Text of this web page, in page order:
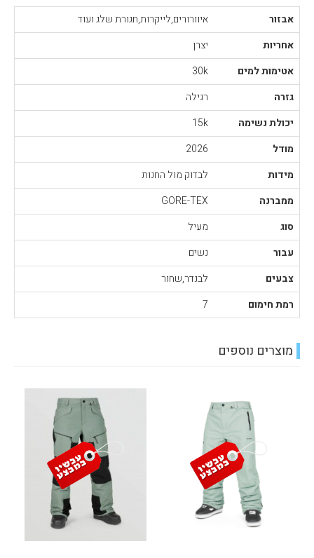
אבזור
איוורורים,לייקרות,חגורת שלג ועוד
אחריות
יצרן
אטימות למים
30k
גזרה
רגילה
יכולת נשימה
15k
מודל
2026
מידות
לבדוק מול החנות
ממברנה
GORE-TEX
סוג
מעיל
עבור
נשים
צבעים
לבנדר,שחור
רמת חימום
7
מוצרים נוספים